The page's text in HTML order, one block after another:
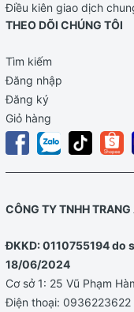
Điều kiên giao dịch
THEO DÕI CHÚNG TÔI
Tìm kiếm
Đăng nhập
Đăng ký
Giỏ hàng
CÔNG TY TNHH
ĐKKD: 0110755194 do
18/06/2024
Cơ sở 1: 25 Vũ Phạm
Điện thoại: 0936223622